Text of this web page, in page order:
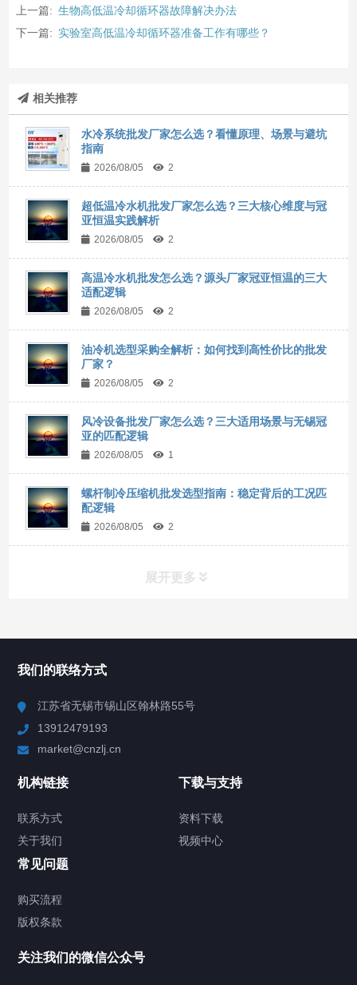
上一篇: 生物高低温冷却循环器故障解决办法
下一篇: 实验室高低温冷却循环器准备工作有哪些？
相关推荐
水冷系统批发厂家怎么选？看懂原理、场景与避坑
指南
2026/08/05 2
超低温冷水机批发厂家怎么选？三大核心维度与冠
亚恒温实践解析
2026/08/05 2
高温冷水机批发怎么选？源头厂家冠亚恒温的三大
适配逻辑
2026/08/05 2
油冷机选型采购全解析：如何找到高性价比的批发
厂家？
2026/08/05 2
风冷设备批发厂家怎么选？三大适用场景与无锡冠
亚的匹配逻辑
2026/08/05 1
螺杆制冷压缩机批发选型指南：稳定背后的工况匹
配逻辑
2026/08/05 2
展开更多
Chiller高精度制冷循环器
TCU温度控制单元
Chiller气体控温系统
我们的联络方式
江苏省无锡市锡山区翰林路55号
13912479193
market@cnzlj.cn
机构链接
联系方式
关于我们
下载与支持
资料下载
视频中心
常见问题
购买流程
版权条款
关注我们的微信公众号